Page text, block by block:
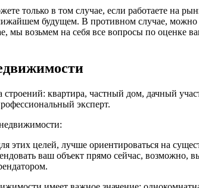
только в том случае, если работаете на
будущем. В противном случае,
мы возьмем на себя все вопросы по оценке
квартира, частный дом, дачный
эксперт.
этих целей, лучше ориентироваться на
ваш объект прямо сейчас, возможно,